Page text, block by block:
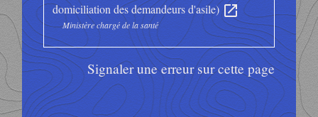
domiciliation des demandeurs d'asile)open_in_new
Ministère chargé de la santé
Signaler une erreur sur cette page